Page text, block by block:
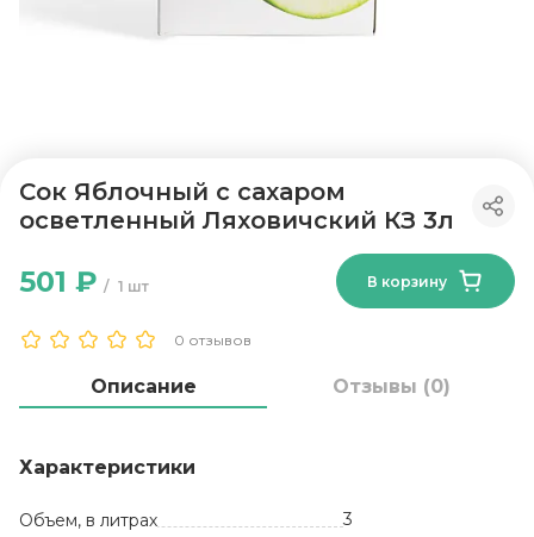
Сок Яблочный с сахаром
осветленный Ляховичский КЗ 3л
0 отзывов
1 шт
501 ₽ В корзину
Описание Отзывы (0)
Характеристики
Объем, в литрах
3